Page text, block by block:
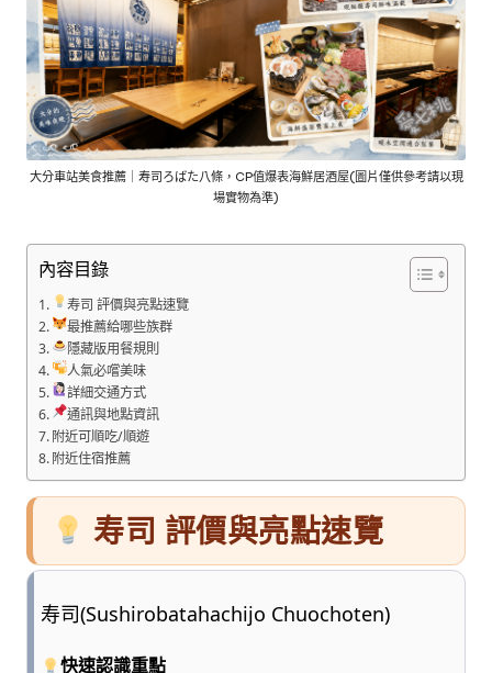
大分車站美食推薦｜寿司ろばた八條，CP值爆表海鮮居酒屋(圖片僅供參考請以現
場實物為準)
內容目錄
寿司 評價與亮點速覽
最推薦給哪些族群
隱藏版用餐規則
人氣必嚐美味
詳細交通方式
通訊與地點資訊
附近可順吃/順遊
附近住宿推薦
寿司 評價與亮點速覽
寿司(Sushirobatahachijo Chuochoten)
快速認識重點